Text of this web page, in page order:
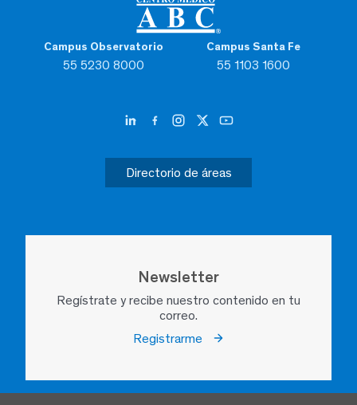
Campus Observatorio
55 5230 8000
Campus Santa Fe
55 1103 1600
Directorio de áreas
Newsletter
Regístrate y recibe nuestro contenido en tu
correo.
Registrarme